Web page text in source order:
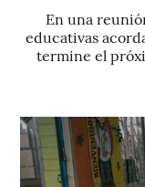
En una
educativas
termine el